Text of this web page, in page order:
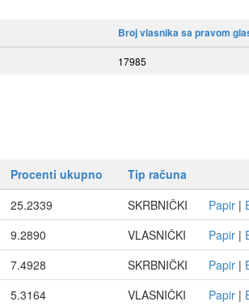
Broj vlasnika sa pravom
17985
Procenti ukupno
Tip računa
25.2339 SKRBNIČKI Papir |
9.2890 VLASNIČKI Papir |
7.4928 SKRBNIČKI Papir |
5.3164 VLASNIČKI Papir |